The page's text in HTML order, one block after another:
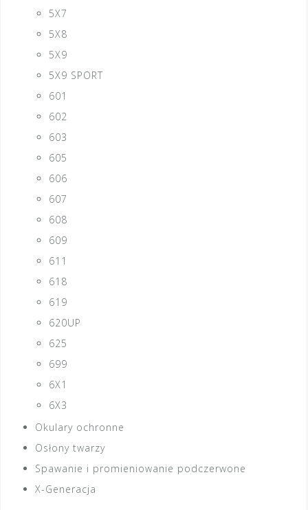
5X7
5X8
5X9
5X9 SPORT
601
602
603
605
606
607
608
609
611
618
619
620UP
625
699
6X1
6X3
Okulary ochronne
Osłony twarzy
Spawanie i promieniowanie podczerwone
X-Generacja